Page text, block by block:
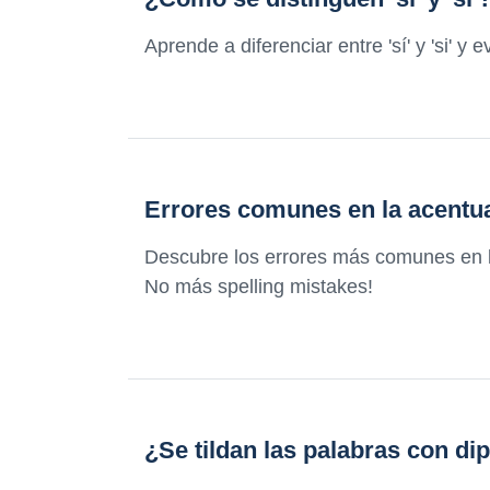
Aprende a diferenciar entre 'sí' y 'si' y
Errores comunes en la
Descubre los errores más comunes
No más spelling mistakes!
¿Se tildan las palabras con